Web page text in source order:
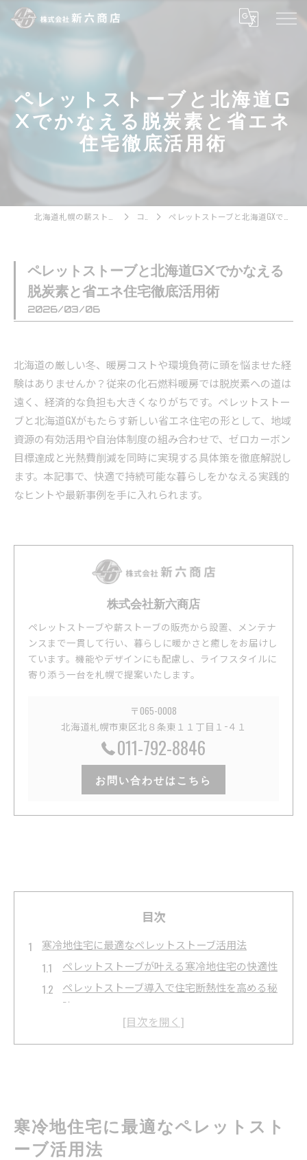
ペレットストーブと北海道G
Xでかなえる脱炭素と省エネ
住宅徹底活用術
コラム ペレットストーブと北海道GXでかなえる脱炭素と省エネ住宅徹底活用術
ペレットストーブと北海道GXでかなえる
脱炭素と省エネ住宅徹底活用術
2026/03/06
北海道の厳しい冬、暖房コストや環境負荷に頭を悩ませた経
験はありませんか？従来の化石燃料暖房では脱炭素への道は
遠く、経済的な負担も大きくなりがちです。ペレットストー
ブと北海道GXがもたらす新しい省エネ住宅の形として、地域
資源の有効活用や自治体制度の組み合わせで、ゼロカーボン
目標達成と光熱費削減を同時に実現する具体策を徹底解説し
ます。本記事で、快適で持続可能な暮らしをかなえる実践的
なヒントや最新事例を手に入れられます。
株式会社新六商店
ペレットストーブや薪ストーブの販売から設置、メンテナ
ンスまで一貫して行い、暮らしに暖かさと癒しをお届けし
ています。機能やデザインにも配慮し、ライフスタイルに
寄り添う一台を札幌で提案いたします。
〒065-0008
北海道札幌市東区北８条東１１丁目１−４１
011-792-8846
お問い合わせはこちら
目次
寒冷地住宅に最適なペレットストーブ活用法
ペレットストーブが叶える寒冷地住宅の快適性
ペレットストーブ導入で住宅断熱性を高める秘
訣
寒冷地に適した省エネ暖房の選び方とGX視点
ペレットストーブ活用で北海道GX推進課の最新
北海道GX時代とペレットストーブの新常識
北海道GX推進課が語るペレットストーブの新し
寒冷地住宅に最適なペレットスト
ーブ活用法